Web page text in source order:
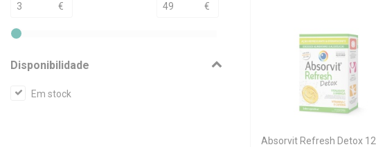
Biofibra
€ €
Disponibilidade
Em stock
Absorvit Refresh Detox 12